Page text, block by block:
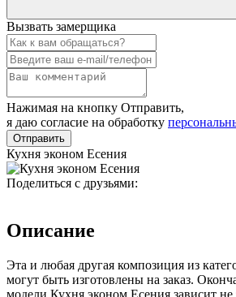
Вызвать замерщика
Нажимая на кнопку Отправить,
я даю согласие на обработку
Отправить
Кухня эконом Есения
Поделиться с друзьями:
Описание
Эта и любая другая композиция из
могут быть изготовлены на заказ.
модели Кухня эконом Есения зависит не